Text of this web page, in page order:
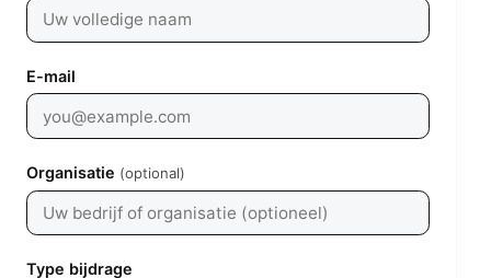
E-mail
Organisatie (optional)
Type bijdrage